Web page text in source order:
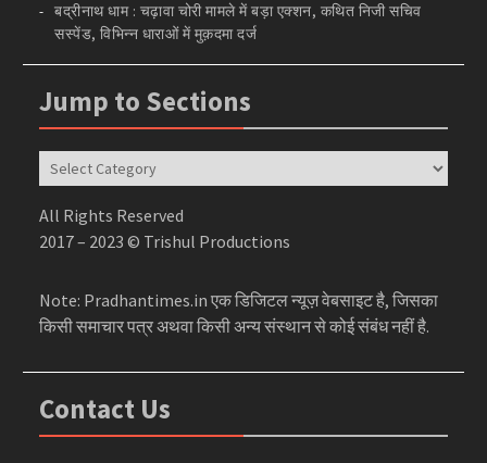
बद्रीनाथ धाम : चढ़ावा चोरी मामले में बड़ा एक्शन, कथित निजी सचिव
सस्पेंड, विभिन्न धाराओं में मुक़दमा दर्ज
Jump to Sections
Jump
to
Sections
All Rights Reserved
2017 – 2023 © Trishul Productions
Note: Pradhantimes.in एक डिजिटल न्यूज़ वेबसाइट है, जिसका
किसी समाचार पत्र अथवा किसी अन्य संस्थान से कोई संबंध नहीं है.
Contact Us